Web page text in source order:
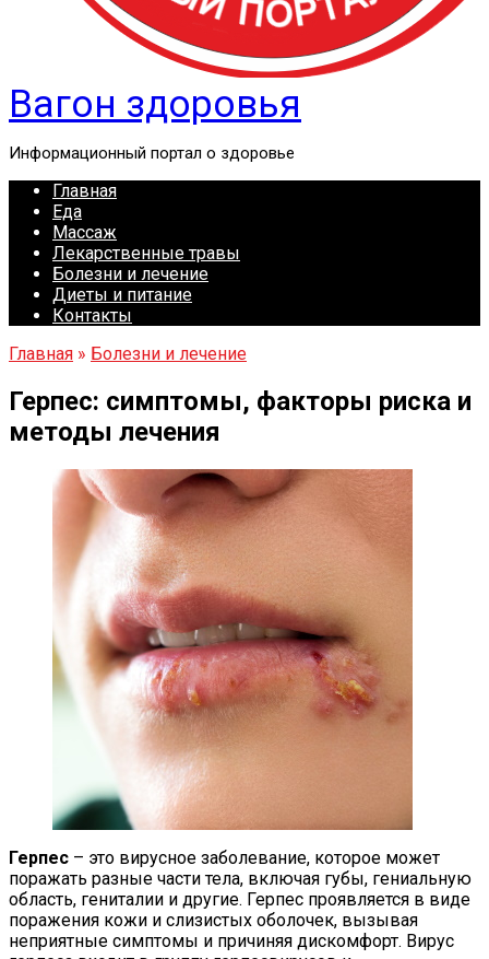
Вагон здоровья
Информационный портал о здоровье
Главная
Еда
Массаж
Лекарственные травы
Болезни и лечение
Диеты и питание
Контакты
Главная » Болезни и лечение
Герпес: симптомы, факторы риска и
методы лечения
Герпес – это вирусное заболевание, которое может
поражать разные части тела, включая губы, гениальную
область, гениталии и другие. Герпес проявляется в виде
поражения кожи и слизистых оболочек, вызывая
неприятные симптомы и причиняя дискомфорт. Вирус